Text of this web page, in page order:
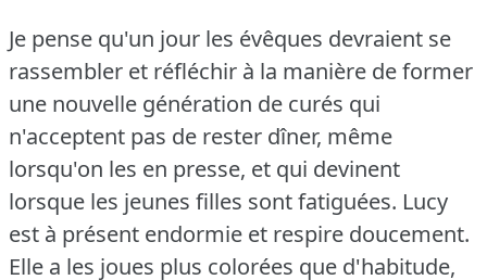
Je pense qu'un jour les évêques devraient se
rassembler et réfléchir à la manière de former
une nouvelle génération de curés qui
n'acceptent pas de rester dîner, même
lorsqu'on les en presse, et qui devinent
lorsque les jeunes filles sont fatiguées. Lucy
est à présent endormie et respire doucement.
Elle a les joues plus colorées que d'habitude,